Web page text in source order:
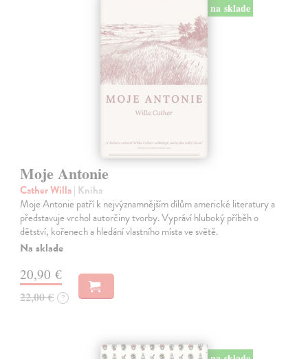
na sklade
Moje Antonie
Cather Willa| Kniha
Moje Antonie patří k nejvýznamnějším dílům americké literatury a
představuje vrchol autorčiny tvorby. Vypráví hluboký příběh o
dětství, kořenech a hledání vlastního místa ve světě.
Na sklade
20,90 €
22,00 € ?